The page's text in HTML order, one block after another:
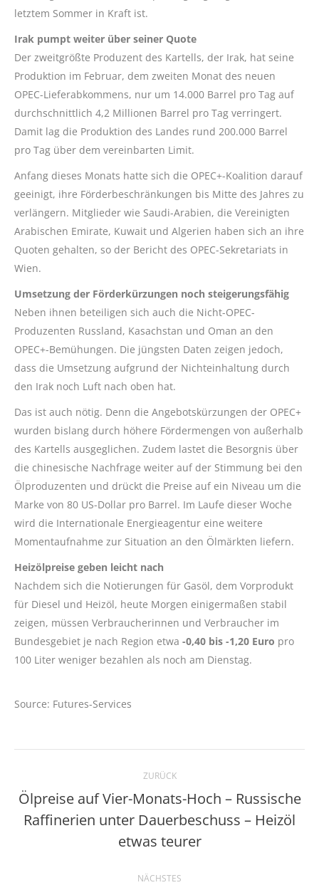
letztem Sommer in Kraft ist.
Irak pumpt weiter über seiner Quote
Der zweitgrößte Produzent des Kartells, der Irak, hat seine
Produktion im Februar, dem zweiten Monat des neuen
OPEC-Lieferabkommens, nur um 14.000 Barrel pro Tag auf
durchschnittlich 4,2 Millionen Barrel pro Tag verringert.
Damit lag die Produktion des Landes rund 200.000 Barrel
pro Tag über dem vereinbarten Limit.
Anfang dieses Monats hatte sich die OPEC+-Koalition darauf
geeinigt, ihre Förderbeschränkungen bis Mitte des Jahres zu
verlängern. Mitglieder wie Saudi-Arabien, die Vereinigten
Arabischen Emirate, Kuwait und Algerien haben sich an ihre
Quoten gehalten, so der Bericht des OPEC-Sekretariats in
Wien.
Umsetzung der Förderkürzungen noch steigerungsfähig
Neben ihnen beteiligen sich auch die Nicht-OPEC-
Produzenten Russland, Kasachstan und Oman an den
OPEC+-Bemühungen. Die jüngsten Daten zeigen jedoch,
dass die Umsetzung aufgrund der Nichteinhaltung durch
den Irak noch Luft nach oben hat.
Das ist auch nötig. Denn die Angebotskürzungen der OPEC+
wurden bislang durch höhere Fördermengen von außerhalb
des Kartells ausgeglichen. Zudem lastet die Besorgnis über
die chinesische Nachfrage weiter auf der Stimmung bei den
Ölproduzenten und drückt die Preise auf ein Niveau um die
Marke von 80 US-Dollar pro Barrel. Im Laufe dieser Woche
wird die Internationale Energieagentur eine weitere
Momentaufnahme zur Situation an den Ölmärkten liefern.
Heizölpreise geben leicht nach
Nachdem sich die Notierungen für Gasöl, dem Vorprodukt
für Diesel und Heizöl, heute Morgen einigermaßen stabil
zeigen, müssen Verbraucherinnen und Verbraucher im
Bundesgebiet je nach Region etwa -0,40 bis -1,20 Euro pro
100 Liter weniger bezahlen als noch am Dienstag.
Source: Futures-Services
Kommentarnavigation
ZURÜCK
Vorheriger
Beitrag:
Ölpreise auf Vier-Monats-Hoch – Russische
Raffinerien unter Dauerbeschuss – Heizöl
etwas teurer
NÄCHSTES